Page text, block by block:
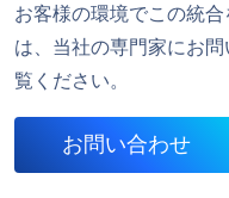
お客様の環境でこの統
は、当社の専門家にお
覧ください。
お問い合わせ